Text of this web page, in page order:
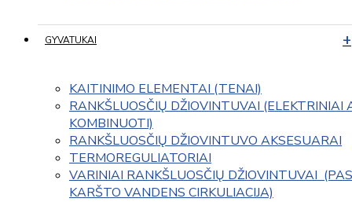
GYVATUKAI
KAITINIMO ELEMENTAI (TENAI)
RANKŠLUOSČIŲ DŽIOVINTUVAI (ELEKTRINIAI
KOMBINUOTI)
RANKŠLUOSČIŲ DŽIOVINTUVO AKSESUARAI
TERMOREGULIATORIAI
VARINIAI RANKŠLUOSČIŲ DŽIOVINTUVAI
KARŠTO VANDENS CIRKULIACIJA)